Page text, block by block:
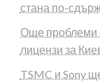
стана по-
Още проблеми
лицензи за
TSMC и Sony